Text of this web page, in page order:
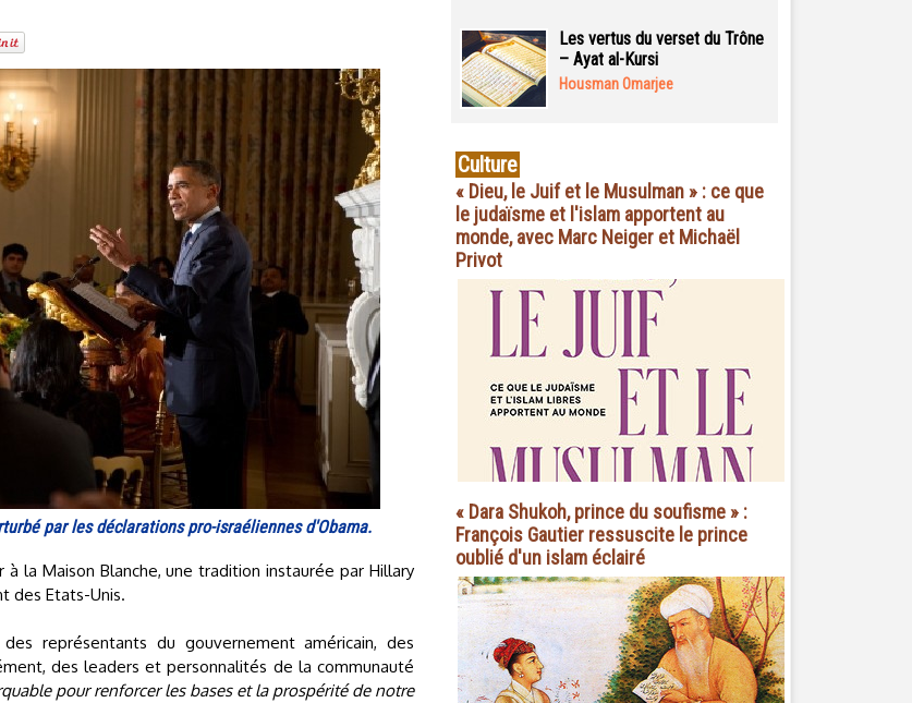
par les déclarations pro-israéliennes d'Obama.
la Maison Blanche, une tradition instaurée par Hillary
des Etats-Unis.
représentants du gouvernement américain, des
des leaders et personnalités de la communauté
pour renforcer les bases et la prospérité de notre
Les vertus du verset du Trône
– Ayat al-Kursi
Housman Omarjee
Culture
« Dieu, le Juif et le Musulman » : ce que
le judaïsme et l'islam apportent au
monde, avec Marc Neiger et Michaël
Privot
« Dara Shukoh, prince du soufisme » :
François Gautier ressuscite le prince
oublié d'un islam éclairé